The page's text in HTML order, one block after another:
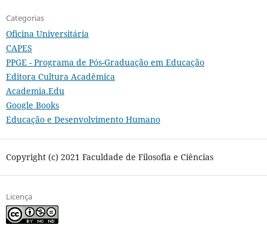
Categorias
Oficina Universitária
CAPES
PPGE - Programa de Pós-Graduação em Educação
Editora Cultura Acadêmica
Academia.Edu
Google Books
Educação e Desenvolvimento Humano
Copyright (c) 2021 Faculdade de Filosofia e Ciências
Licença